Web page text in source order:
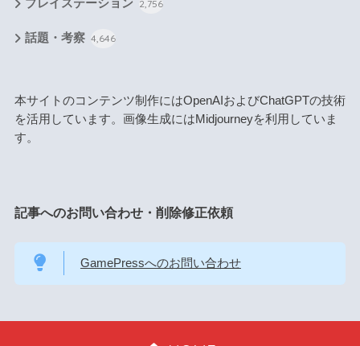
プレイステーション 2,756
話題・考察 4,646
本サイトのコンテンツ制作にはOpenAIおよびChatGPTの技術
を活用しています。画像生成にはMidjourneyを利用していま
す。
記事へのお問い合わせ・削除修正依頼
GamePressへのお問い合わせ